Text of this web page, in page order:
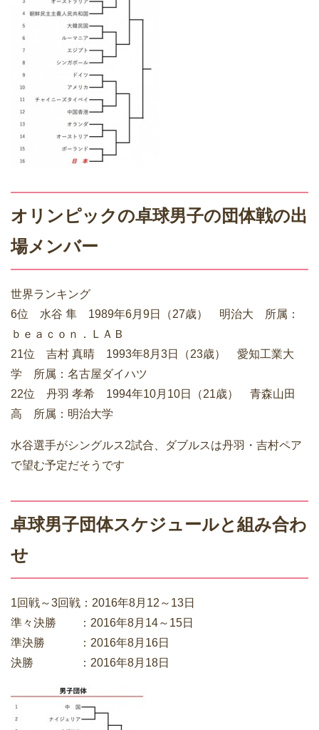
オリンピックの卓球男子の団体戦の出
場メンバー
世界ランキング
6位 水谷 隼 1989年6月9日（27歳） 明治大 所属：
ｂｅａｃｏｎ．ＬＡＢ
21位 吉村 真晴 1993年8月3日（23歳） 愛知工業大
学 所属：名古屋ダイハツ
22位 丹羽 孝希 1994年10月10日（21歳） 青森山田
高 所属：明治大学
水谷選手がシングルス2試合、ダブルスは丹羽・吉村ペア
で望む予定だそうです
卓球男子団体スケジュールと組み合わ
せ
1回戦～3回戦：2016年8月12～13日
準々決勝 ：2016年8月14～15日
準決勝 ：2016年8月16日
決勝 ：2016年8月18日